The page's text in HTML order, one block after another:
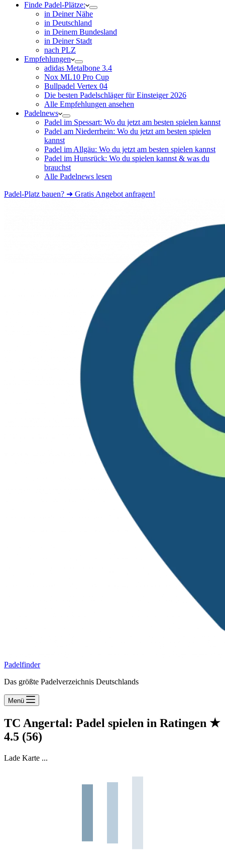
Finde Padel-Plätze:
in Deiner Nähe
in Deutschland
in Deinem Bundesland
in Deiner Stadt
nach PLZ
Empfehlungen
adidas Metalbone 3.4
Nox ML10 Pro Cup
Bullpadel Vertex 04
Die besten Padelschläger für Einsteiger 2026
Alle Empfehlungen ansehen
Padelnews
Padel im Spessart: Wo du jetzt am besten spielen kannst
Padel am Niederrhein: Wo du jetzt am besten spielen
kannst
Padel im Allgäu: Wo du jetzt am besten spielen kannst
Padel im Hunsrück: Wo du spielen kannst & was du
brauchst
Alle Padelnews lesen
Padel-Platz bauen? ➜ Gratis Angebot anfragen!
Padelfinder
Das größte Padelverzeichnis Deutschlands
Menü
TC Angertal: Padel spielen in Ratingen ★
4.5 (56)
Lade Karte ...